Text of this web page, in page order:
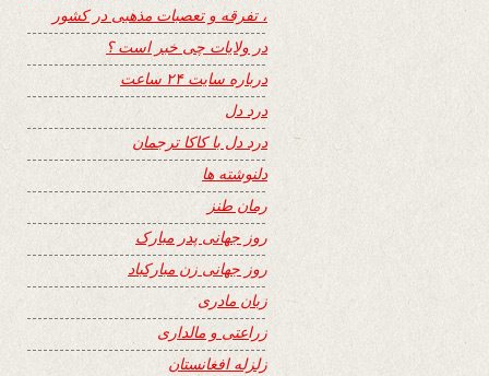
، تفرقه و تعصبات مذهبی در کشور
در ولایات چی خبر است ؟
درباره سایت ۲۴ ساعت
درد دل
درد دل با کاکا ترجمان
دلنوشته ها
رمان طنز
روز جهانی پدر مبارک
روز جهانی زن مبارکباد
زبان مادری
زراعتی و مالداری
زلزله افغانستان